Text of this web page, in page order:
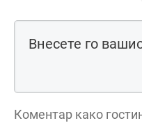
Коментар како